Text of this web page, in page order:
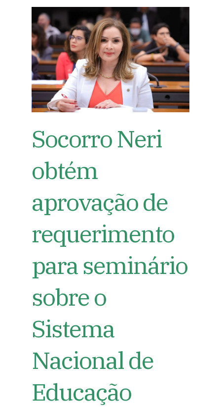
Socorro Neri
obtém
aprovação de
requerimento
para seminário
sobre o
Sistema
Nacional de
Educação